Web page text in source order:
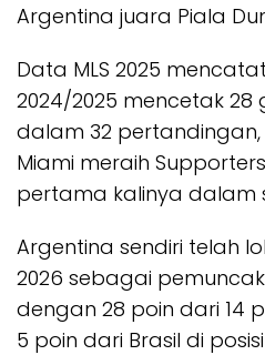
Argentina juara Piala
Data MLS 2025
2024/2025 mencetak 28
dalam 32
Miami meraih
pertama kalinya dalam
Argentina sendiri telah
2026 sebagai pemuncak
dengan 28 poin dari 14
5 poin dari Brasil di